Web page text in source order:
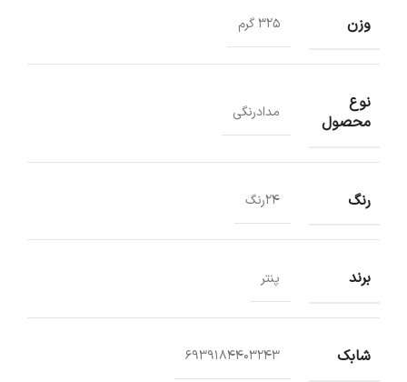
وزن
325 گرم
نوع
محصول
مدادرنگی
رنگ 24رنگ
برند پنتر
شابک 6939184403243